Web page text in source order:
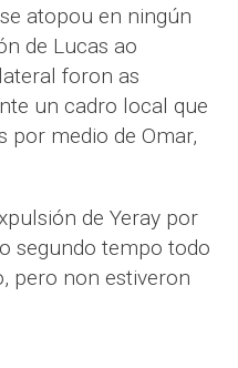
atopou en ningún
de Lucas ao
foron as
un cadro local que
por medio de Omar,
de Yeray por
segundo tempo todo
pero non estiveron